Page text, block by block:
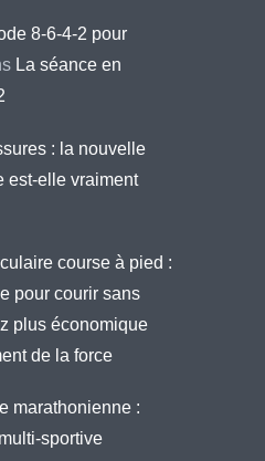
8-6-4-2 pour
La séance en
: la nouvelle
est-elle vraiment
course à pied :
pour courir sans
plus économique
de la force
marathonienne :
sportive